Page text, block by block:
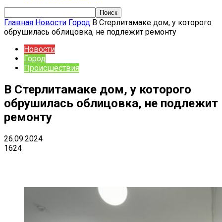
Главная Новости Город В Стерлитамаке дом, у которого
обрушилась облицовка, не подлежит ремонту
Новости
Город
Происшествия
В Стерлитамаке дом, у которого
обрушилась облицовка, не подлежит
ремонту
26.09.2024
1624